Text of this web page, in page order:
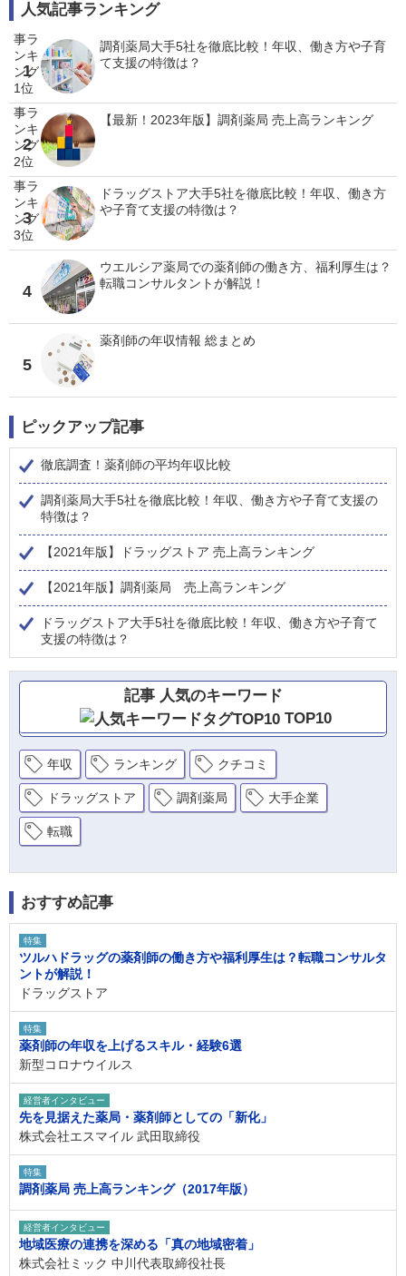
人気記事ランキング
1
調剤薬局大手5社を徹底比較！年収、働き方や子育
て支援の特徴は？
2
【最新！2023年版】調剤薬局 売上高ランキング
3
ドラッグストア大手5社を徹底比較！年収、働き方
や子育て支援の特徴は？
4
ウエルシア薬局での薬剤師の働き方、福利厚生は？
転職コンサルタントが解説！
5
薬剤師の年収情報 総まとめ
ピックアップ記事
徹底調査！薬剤師の平均年収比較
調剤薬局大手5社を徹底比較！年収、働き方や子育て支援の
特徴は？
【2021年版】ドラッグストア 売上高ランキング
【2021年版】調剤薬局 売上高ランキング
ドラッグストア大手5社を徹底比較！年収、働き方や子育て
支援の特徴は？
記事 人気のキーワード
TOP10
年収 ランキング クチコミ
ドラッグストア 調剤薬局 大手企業
転職
おすすめ記事
特集
ツルハドラッグの薬剤師の働き方や福利厚生は？転職コンサルタ
ントが解説！
ドラッグストア
特集
薬剤師の年収を上げるスキル・経験6選
新型コロナウイルス
経営者インタビュー
先を見据えた薬局・薬剤師としての「新化」
株式会社エスマイル 武田取締役
特集
調剤薬局 売上高ランキング（2017年版）
経営者インタビュー
地域医療の連携を深める「真の地域密着」
株式会社ミック 中川代表取締役社長